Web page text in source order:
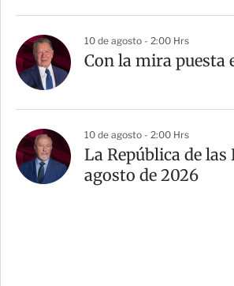
10 de agosto - 2:00 Hrs
Con la mira puesta
10 de agosto - 2:00 Hrs
La República de las
agosto de 2026